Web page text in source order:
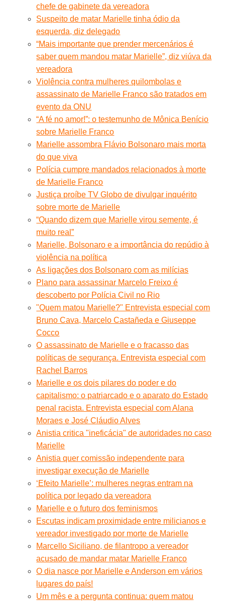
chefe de gabinete da vereadora
Suspeito de matar Marielle tinha ódio da
esquerda, diz delegado
“Mais importante que prender mercenários é
saber quem mandou matar Marielle”, diz viúva da
vereadora
Violência contra mulheres quilombolas e
assassinato de Marielle Franco são tratados em
evento da ONU
“A fé no amor!”: o testemunho de Mônica Benício
sobre Marielle Franco
Marielle assombra Flávio Bolsonaro mais morta
do que viva
Polícia cumpre mandados relacionados à morte
de Marielle Franco
Justiça proíbe TV Globo de divulgar inquérito
sobre morte de Marielle
“Quando dizem que Marielle virou semente, é
muito real”
Marielle, Bolsonaro e a importância do repúdio à
violência na política
As ligações dos Bolsonaro com as milícias
Plano para assassinar Marcelo Freixo é
descoberto por Polícia Civil no Rio
"Quem matou Marielle?" Entrevista especial com
Bruno Cava, Marcelo Castañeda e Giuseppe
Cocco
O assassinato de Marielle e o fracasso das
políticas de segurança. Entrevista especial com
Rachel Barros
Marielle e os dois pilares do poder e do
capitalismo: o patriarcado e o aparato do Estado
penal racista. Entrevista especial com Alana
Moraes e José Cláudio Alves
Anistia critica "ineficácia" de autoridades no caso
Marielle
Anistia quer comissão independente para
investigar execução de Marielle
‘Efeito Marielle’: mulheres negras entram na
política por legado da vereadora
Marielle e o futuro dos feminismos
Escutas indicam proximidade entre milicianos e
vereador investigado por morte de Marielle
Marcello Siciliano, de filantropo a vereador
acusado de mandar matar Marielle Franco
O dia nasce por Marielle e Anderson em vários
lugares do país!
Um mês e a pergunta continua: quem matou